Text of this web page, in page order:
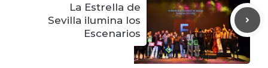
La Estrella de
Sevilla ilumina los
Escenarios